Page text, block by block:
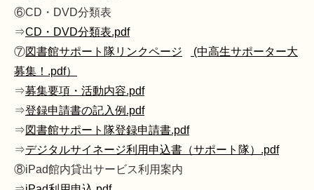
⑥CD・DVD分類表
⇒CD・DVD分類表.pdf
⑦図書館サポート隊リンクページ
(中高生サポーター大
募集！.pdf）
⇒募集要項・活動内容.pdf
⇒登録申請書の記入例.pdf
⇒図書館サポート隊登録申請書.pdf
⇒デジタルサイネージ利用申込書（サポート隊）.pdf
⑧iPad館内貸出サービス利用案内